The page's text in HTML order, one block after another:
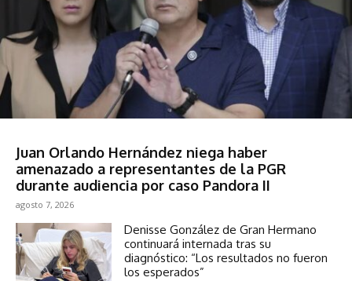
Juan Orlando Hernández niega haber
amenazado a representantes de la PGR
durante audiencia por caso Pandora II
agosto 7, 2026
Denisse González de Gran Hermano
continuará internada tras su
diagnóstico: “Los resultados no fueron
los esperados”